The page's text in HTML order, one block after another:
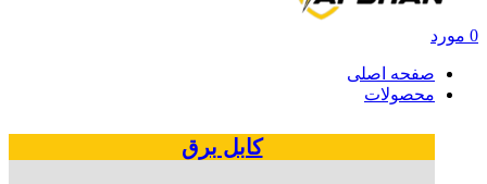
0 مورد
صفحه اصلی
محصولات
کابل‌ برق